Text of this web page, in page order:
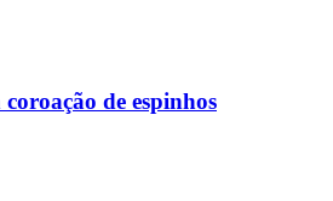
de espinhos